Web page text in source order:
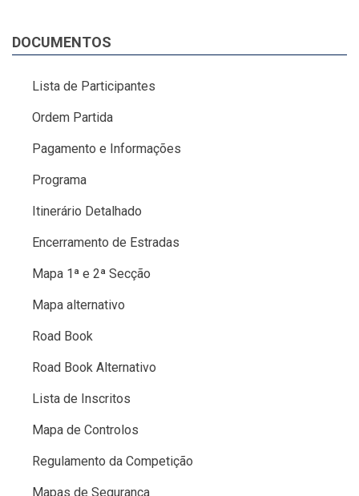
DOCUMENTOS
Lista de Participantes
Ordem Partida
Pagamento e Informações
Programa
Itinerário Detalhado
Encerramento de Estradas
Mapa 1ª e 2ª Secção
Mapa alternativo
Road Book
Road Book Alternativo
Lista de Inscritos
Mapa de Controlos
Regulamento da Competição
Mapas de Segurança